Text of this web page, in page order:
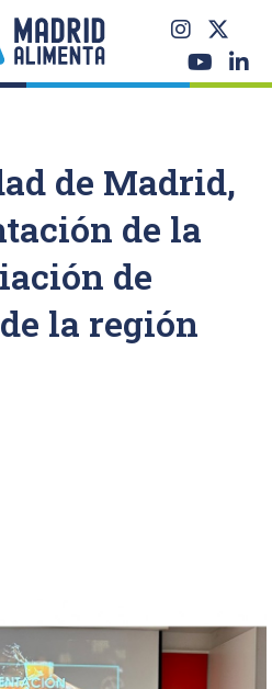
de Madrid,
de la
de
la región